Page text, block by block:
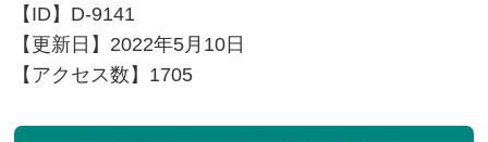
【ID】 D-9141
【更新日】 2022年5月10日
【アクセス数】 1705